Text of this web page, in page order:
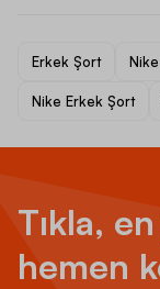
Erkek Şort
Nike Erkek Şort
Tıkla,
hemen